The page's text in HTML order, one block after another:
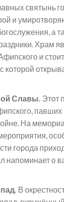
святынь
и
а
Храм
и
которой
Славы. Этот
павших
На
города
напоминает о
В